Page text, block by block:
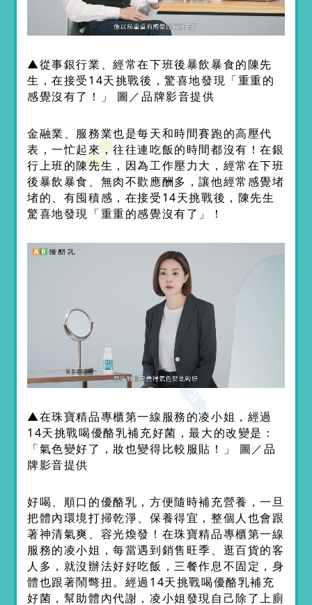
▲從事銀行業、經常在下班後暴飲暴食的陳先
生，在接受14天挑戰後，驚喜地發現「重重的
感覺沒有了！」 圖／品牌影音提供
金融業、服務業也是每天和時間賽跑的高壓代
表，一忙起來，往往連吃飯的時間都沒有！在銀
行上班的陳先生，因為工作壓力大，經常在下班
後暴飲暴食、無肉不歡應酬多，讓他經常感覺堵
堵的、有囤積感，在接受14天挑戰後，陳先生
驚喜地發現「重重的感覺沒有了」！
▲在珠寶精品專櫃第一線服務的凌小姐，經過
14天挑戰喝優酪乳補充好菌，最大的改變是：
「氣色變好了，妝也變得比較服貼！」 圖／品
牌影音提供
好喝、順口的優酪乳，方便隨時補充營養，一旦
把體內環境打掃乾淨、保養得宜，整個人也會跟
著神清氣爽、容光煥發！在珠寶精品專櫃第一線
服務的凌小姐，每當遇到銷售旺季、逛百貨的客
人多，就沒辦法好好吃飯，三餐作息不固定，身
體也跟著鬧彆扭。經過14天挑戰喝優酪乳補充
好菌，幫助體內代謝，凌小姐發現自己除了上廁